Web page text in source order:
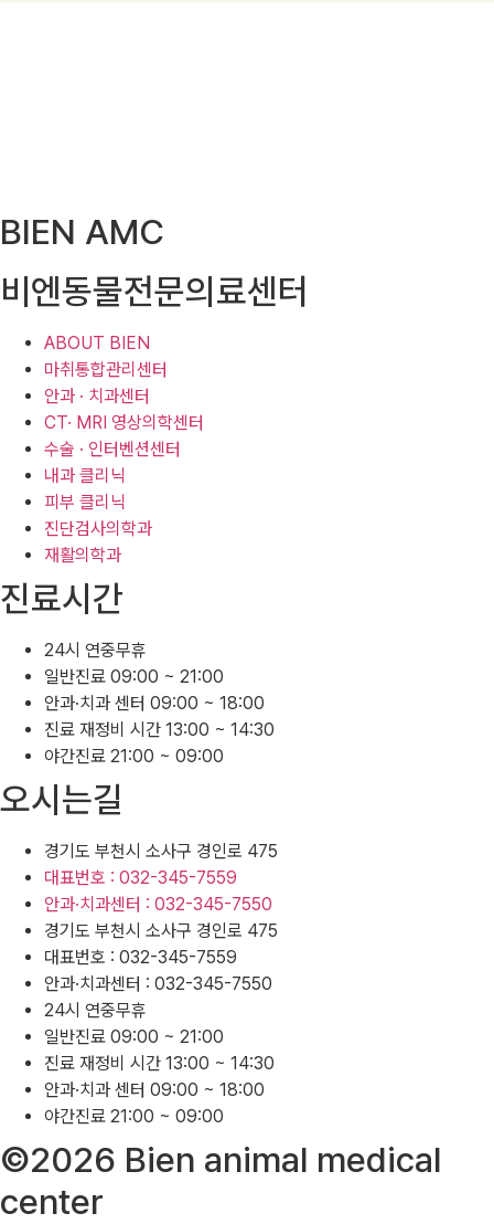
BIEN AMC
비엔동물전문의료센터
ABOUT BIEN
마취통합관리센터
안과 · 치과센터
CT· MRI 영상의학센터
수술 · 인터벤션센터
내과 클리닉
피부 클리닉
진단검사의학과
재활의학과
진료시간
24시 연중무휴
일반진료 09:00 ~ 21:00
안과·치과 센터 09:00 ~ 18:00
진료 재정비 시간 13:00 ~ 14:30
야간진료 21:00 ~ 09:00
오시는길
경기도 부천시 소사구 경인로 475
대표번호 : 032-345-7559
안과·치과센터 : 032-345-7550
경기도 부천시 소사구 경인로 475
대표번호 : 032-345-7559
안과·치과센터 : 032-345-7550
24시 연중무휴
일반진료 09:00 ~ 21:00
진료 재정비 시간 13:00 ~ 14:30
안과·치과 센터 09:00 ~ 18:00
야간진료 21:00 ~ 09:00
©2026 Bien animal medical
center